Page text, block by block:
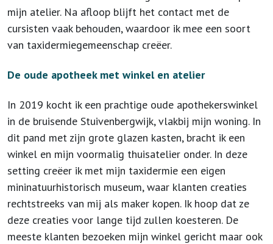
mijn atelier. Na afloop blijft het contact met de
cursisten vaak behouden, waardoor ik mee een soort
van taxidermiegemeenschap creëer.
De oude apotheek met winkel en atelier
In 2019 kocht ik een prachtige oude apothekerswinkel
in de bruisende Stuivenbergwijk, vlakbij mijn woning. In
dit pand met zijn grote glazen kasten, bracht ik een
winkel en mijn voormalig thuisatelier onder. In deze
setting creëer ik met mijn taxidermie een eigen
mininatuurhistorisch museum, waar klanten creaties
rechtstreeks van mij als maker kopen. Ik hoop dat ze
deze creaties voor lange tijd zullen koesteren. De
meeste klanten bezoeken mijn winkel gericht maar ook